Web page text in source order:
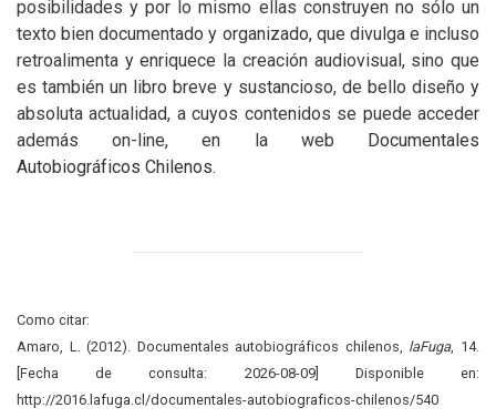
posibilidades y por lo mismo ellas construyen no sólo un
texto bien documentado y organizado, que divulga e incluso
retroalimenta y enriquece la creación audiovisual, sino que
es también un libro breve y sustancioso, de bello diseño y
absoluta actualidad, a cuyos contenidos se puede acceder
además on-line, en la web Documentales
Autobiográficos Chilenos.
Como citar:
Amaro, L. (2012). Documentales autobiográficos chilenos, laFuga, 14.
[Fecha de consulta: 2026-08-09] Disponible en:
http://2016.lafuga.cl/documentales-autobiograficos-chilenos/540